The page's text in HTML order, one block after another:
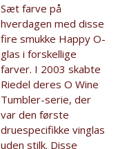
Sæt farve på
hverdagen med disse
fire smukke Happy O-
glas i forskellige
farver. I 2003 skabte
Riedel deres O Wine
Tumbler-serie, der
var den første
druespecifikke vinglas
uden stilk. Disse